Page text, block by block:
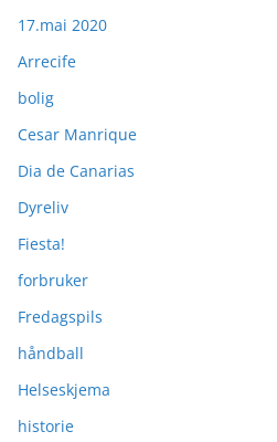
17.mai 2020
Arrecife
bolig
Cesar Manrique
Dia de Canarias
Dyreliv
Fiesta!
forbruker
Fredagspils
håndball
Helseskjema
historie